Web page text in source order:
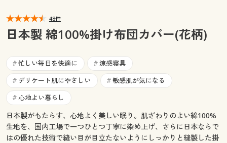
マイページ
閲覧履歴
お気に入り
サポート
ご利用ガイド
閲覧履歴
サポート
ご利用ガイド
よくある質問とお問い合わせ
48件
日本製 綿100%掛け布団カバー(花柄)
# 忙しい毎日を快適に # 涼感寝具
# デリケート肌にやさしい # 敏感肌が気になる
# 心地よい暮らし
日本製がもたらす、心地よく美しい眠り。肌ざわりのよい綿100%
生地を、国内工場で一つひとつ丁寧に染め上げ、さらに日本ならで
はの優れた技術で縫い目が目立たないようにしっかりと縫製した掛